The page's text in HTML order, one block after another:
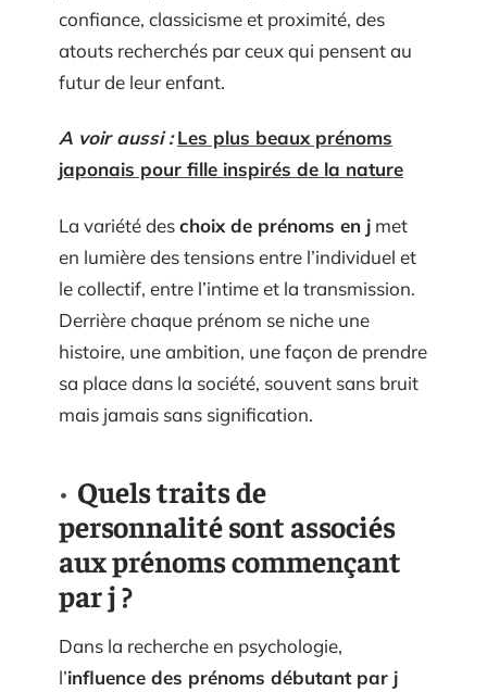
confiance, classicisme et proximité, des
atouts recherchés par ceux qui pensent au
futur de leur enfant.
A voir aussi : Les plus beaux prénoms
japonais pour fille inspirés de la nature
La variété deschoix de prénoms en j met
en lumière des tensions entre l’individuel et
le collectif, entre l’intime et la transmission.
Derrière chaque prénom se niche une
histoire, une ambition, une façon de prendre
sa place dans la société, souvent sans bruit
mais jamais sans signification.
Quels traits de
personnalité sont associés
aux prénoms commençant
par j ?
Dans la recherche en psychologie,
l’influence des prénoms débutant par j